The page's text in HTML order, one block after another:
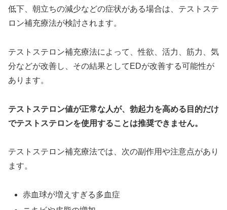
低下、朝立ちの減少などの症状がある場合は、テストステ
ロン補充療法が検討されます。
テストステロン補充療法によって、性欲、活力、筋力、気
分などが改善し、その結果としてEDが改善する可能性が
あります。
テストステロン値が正常な人が、勃起力を高める目的だけ
でテストステロンを使用することは推奨できません。
テストステロン補充療法では、次の副作用や注意点があり
ます。
赤血球が増えすぎる多血症